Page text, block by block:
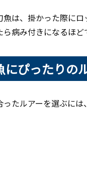
魚は、掛かった際に
病み付きになるほど
にぴったりの
たルアーを選ぶには、